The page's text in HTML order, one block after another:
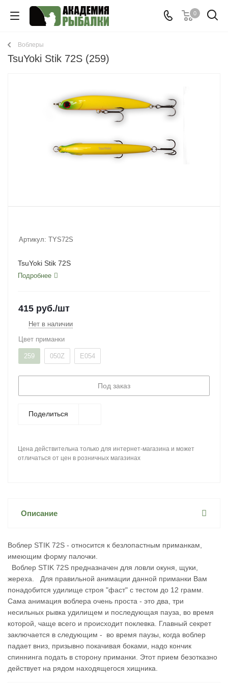
0
Воблеры
TsuYoki Stik 72S (259)
Артикул: TYS72S
TsuYoki Stik 72S
Подробнее
415 руб./шт
Нет в наличии
Цвет приманки
259 050Z E054
Под заказ
Поделиться
Цена действительна только для интернет-магазина и может
отличаться от цен в розничных магазинах
Описание
Воблер STIK 72S - относится к безлопастным приманкам,
имеющим форму палочки.
Воблер STIK 72S предназначен для ловли окуня, щуки,
жереха. Для правильной анимации данной приманки Вам
понадобится удилище строя "фаст" с тестом до 12 грамм.
Сама анимация воблера очень проста - это два, три
несильных рывка удилищем и последующая пауза, во время
которой, чаще всего и происходит поклевка. Главный секрет
заключается в следующим - во время паузы, когда воблер
падает вниз, призывно покачивая боками, надо кончик
спиннинга подать в сторону приманки. Этот прием безотказно
действует на рядом находящегося хищника.